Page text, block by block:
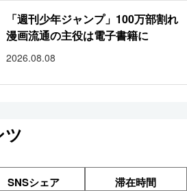
「週刊少年ジャンプ」100万部割れ
漫画流通の主役は電子書籍に
2026.08.08
ツ
SNSシェア 滞在時間